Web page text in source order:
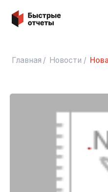
Быстрые отчеты
Главная / Новости /